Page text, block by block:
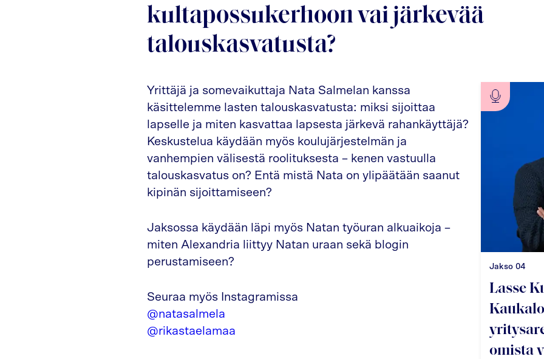
kultapossukerhoon vai järkevää
talouskasvatusta?
Yrittäjä ja somevaikuttaja Nata Salmelan kanssa
käsittelemme lasten talouskasvatusta: miksi sijoittaa
lapselle ja miten kasvattaa lapsesta järkevä rahankäyttäjä?
Keskustelua käydään myös koulujärjestelmän ja
vanhempien välisestä roolituksesta – kenen vastuulla
talouskasvatus on? Entä mistä Nata on ylipäätään saanut
kipinän sijoittamiseen?
Jaksossa käydään läpi myös Natan työuran alkuaikoja –
miten Alexandria liittyy Natan uraan sekä blogin
perustamiseen?
Seuraa myös Instagramissa
@natasalmela
@rikastaelamaa
Jakso 04
Lasse
omista